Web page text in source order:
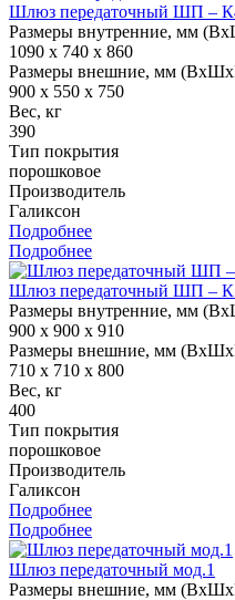
Шлюз передаточный ШП –
Размеры внутренние, мм
1090 x 740 x 860
Размеры внешние, мм
900 x 550 x 750
Вес, кг
390
Тип покрытия
порошковое
Производитель
Галиксон
Подробнее
Подробнее
Шлюз передаточный ШП –
Размеры внутренние, мм
900 x 900 x 910
Размеры внешние, мм
710 x 710 x 800
Вес, кг
400
Тип покрытия
порошковое
Производитель
Галиксон
Подробнее
Подробнее
Шлюз передаточный мод.1
Размеры внешние, мм